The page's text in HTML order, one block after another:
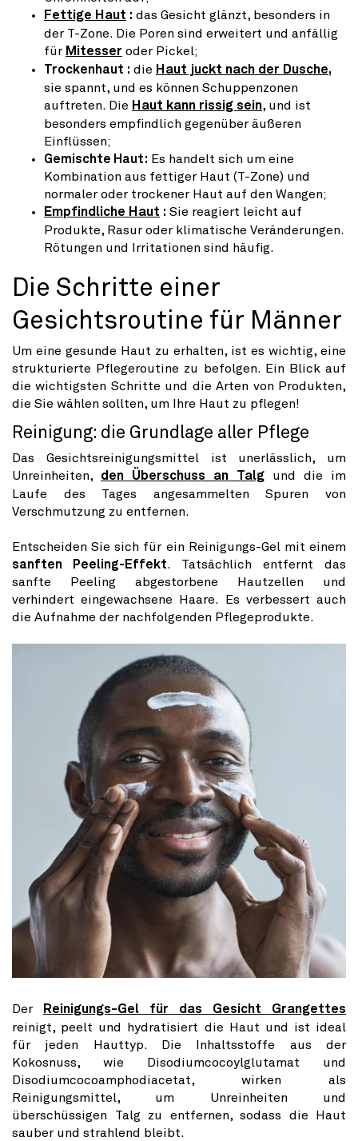
Fettige Haut : das Gesicht glänzt, besonders in
der T-Zone. Die Poren sind erweitert und anfällig
für Mitesser oder Pickel;
Trockenhaut : die Haut juckt nach der Dusche,
sie spannt, und es können Schuppenzonen
auftreten. Die Haut kann rissig sein, und ist
besonders empfindlich gegenüber äußeren
Einflüssen;
Gemischte Haut: Es handelt sich um eine
Kombination aus fettiger Haut (T-Zone) und
normaler oder trockener Haut auf den Wangen;
Empfindliche Haut : Sie reagiert leicht auf
Produkte, Rasur oder klimatische Veränderungen.
Rötungen und Irritationen sind häufig.
Die Schritte einer
Gesichtsroutine für Männer
Um eine gesunde Haut zu erhalten, ist es wichtig, eine
strukturierte Pflegeroutine zu befolgen. Ein Blick auf
die wichtigsten Schritte und die Arten von Produkten,
die Sie wählen sollten, um Ihre Haut zu pflegen!
Reinigung: die Grundlage aller Pflege
Das Gesichtsreinigungsmittel ist unerlässlich, um
Unreinheiten, den Überschuss an Talg und die im
Laufe des Tages angesammelten Spuren von
Verschmutzung zu entfernen.
Entscheiden Sie sich für ein Reinigungs-Gel mit einem
sanften Peeling-Effekt. Tatsächlich entfernt das
sanfte Peeling abgestorbene Hautzellen und
verhindert eingewachsene Haare. Es verbessert auch
die Aufnahme der nachfolgenden Pflegeprodukte.
Der Reinigungs-Gel für das Gesicht Grangettes
reinigt, peelt und hydratisiert die Haut und ist ideal
für jeden Hauttyp. Die Inhaltsstoffe aus der
Kokosnuss, wie Disodiumcocoylglutamat und
Disodiumcocoamphodiacetat, wirken als
Reinigungsmittel, um Unreinheiten und
überschüssigen Talg zu entfernen, sodass die Haut
sauber und strahlend bleibt.